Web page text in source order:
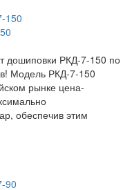
дошиповки РКД-7-150 по
Модель РКД-7-150
рынке цена-
обеспечив этим